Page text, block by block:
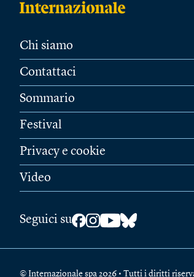
Chi siamo
Contattaci
Sommario
Festival
Privacy e cookie
Video
Seguici su
© Internazionale spa 2026 • Tutti i diritti